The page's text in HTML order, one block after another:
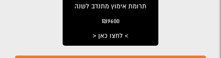
תרומת אימוץ מתנדב לשנה
₪9600
> לחצו כאן <